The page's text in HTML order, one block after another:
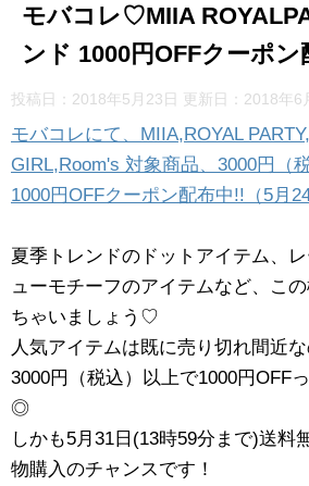
モバコレ♡MIIA
ンド 1000円OFFクーポ
投稿日：2018年5月23日 更新日： 2018年6
モバコレにて、MIIA,ROYAL
GIRL,Room's 対象商品、3000円（
1000円OFFクーポン配布中!!（5月
夏季トレンドのドットアイテム、
ューモチーフのアイテムなど、こ
ちゃいましょう♡
人気アイテムは既に売り切れ間近
3000円（税込）以上で1000円OFF
◎
しかも5月31日(13時59分まで)送料
物購入のチャンスです！